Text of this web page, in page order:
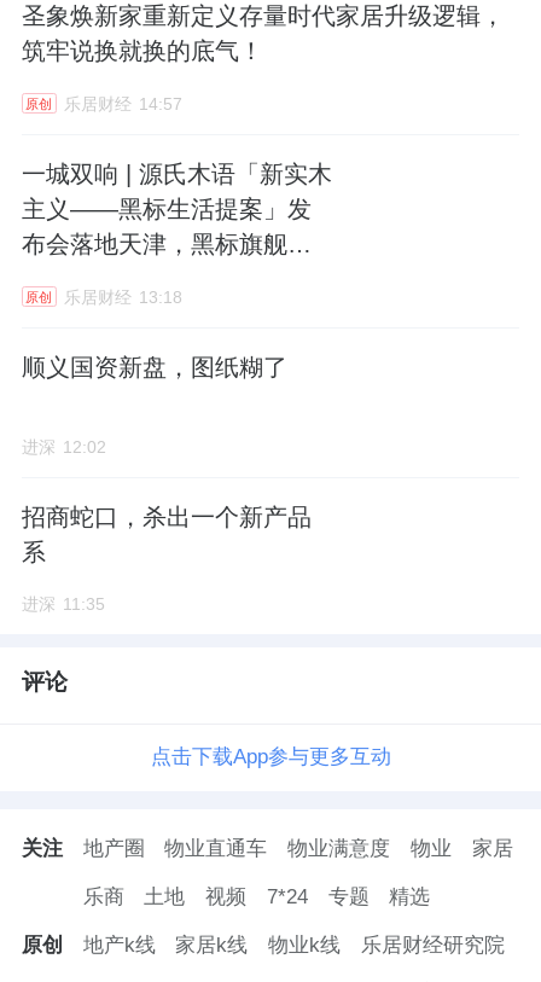
圣象焕新家重新定义存量时代家居升级逻辑，
筑牢说换就换的底气！
原创 乐居财经 14:57
一城双响 | 源氏木语「新实木
主义——黑标生活提案」发
布会落地天津，黑标旗舰店
原创 乐居财经 13:18
顺义国资新盘，图纸糊了
进深 12:02
招商蛇口，杀出一个新产品
系
进深 11:35
评论
点击下载App参与更多互动
关注 地产圈 物业直通车 物业满意度 物业 家居
乐商 土地 视频 7*24 专题 精选
原创 地产k线 家居k线 物业k线 乐居财经研究院